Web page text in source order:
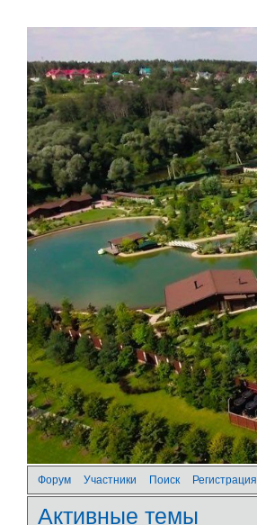
Форум Участники Поиск Регистрация
Активные темы